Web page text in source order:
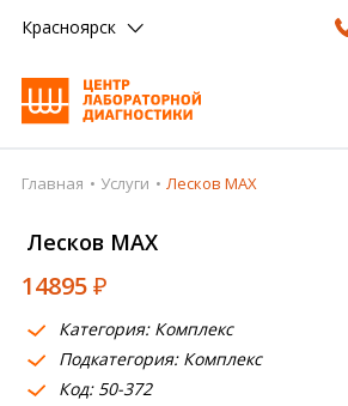
Красноярск
Главная
Анализы
Врачи
Получить результат
Пациентам
Главная Услуги Лесков MAX
Лесков MAX
14895₽
Категория: Комплекс
Подкатегория: Комплекс
Код: 50-372